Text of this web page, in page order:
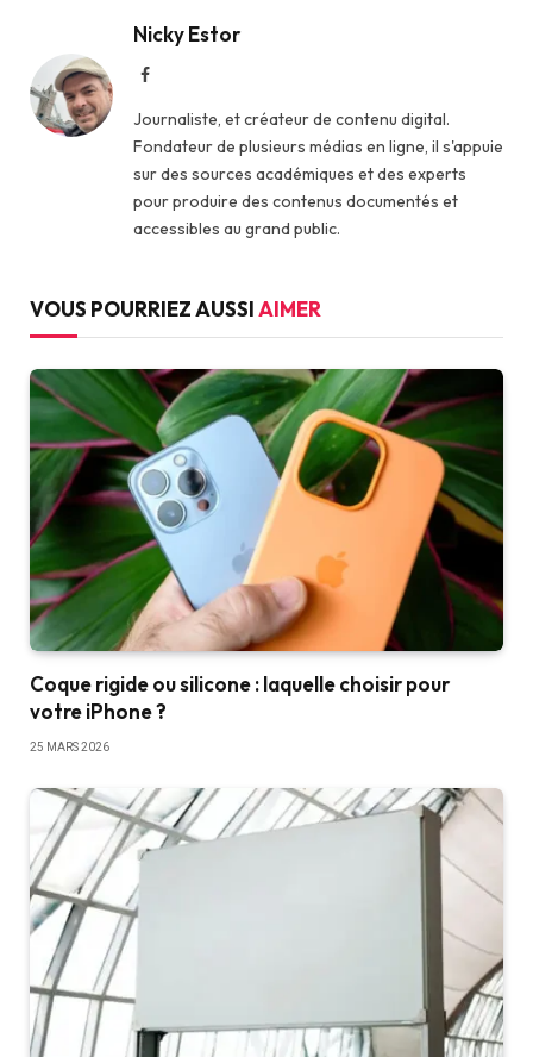
Nicky Estor
Facebook
Journaliste, et créateur de contenu digital.
Fondateur de plusieurs médias en ligne, il s'appuie
sur des sources académiques et des experts
pour produire des contenus documentés et
accessibles au grand public.
VOUS POURRIEZ AUSSIAIMER
Coque rigide ou silicone : laquelle choisir pour
votre iPhone ?
25 MARS 2026